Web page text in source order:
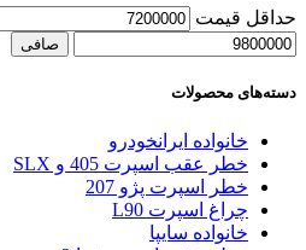
حداقل قیمت
صافی
دسته‌های محصولات
خانواده ایرانخودرو
خطر عقب اسپرت 405 و SLX
خطر اسپرت پژو 207
چراغ اسپرت L90
خانواده سایپا